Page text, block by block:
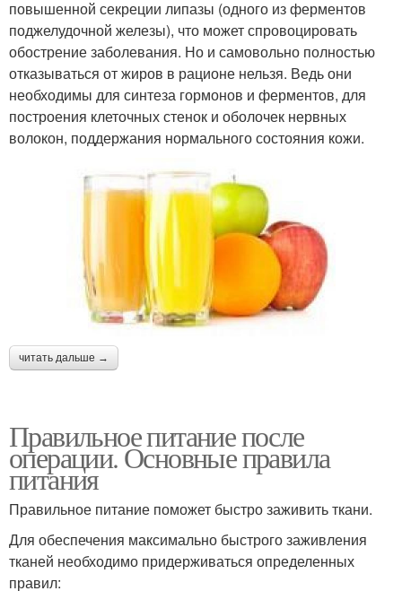
повышенной секреции липазы (одного из ферментов
поджелудочной железы), что может спровоцировать
обострение заболевания. Но и самовольно полностью
отказываться от жиров в рационе нельзя. Ведь они
необходимы для синтеза гормонов и ферментов, для
построения клеточных стенок и оболочек нервных
волокон, поддержания нормального состояния кожи.
читать дальше →
Правильное питание после
операции. Основные правила
питания
Правильное питание поможет быстро заживить ткани.
Для обеспечения максимально быстрого заживления
тканей необходимо придерживаться определенных
правил: